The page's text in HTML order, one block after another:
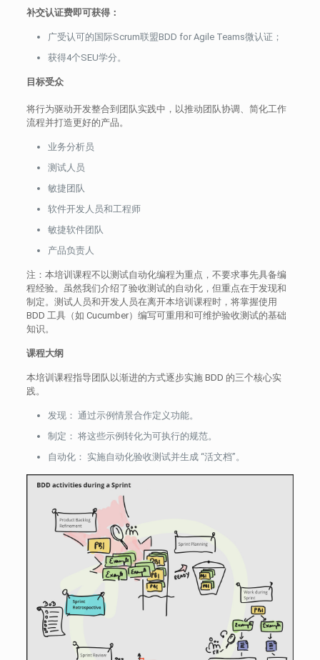
补交认证费即可获得：
广受认可的国际Scrum联盟BDD for Agile Teams微认证；
获得4个SEU学分。
目标受众
将行为驱动开发整合到团队实践中，以推动团队协调、简化工作
流程并打造更好的产品。
业务分析员
测试人员
敏捷团队
软件开发人员和工程师
敏捷软件团队
产品负责人
注：本培训课程不以测试自动化编程为重点，不要求事先具备编
程经验。虽然我们介绍了验收测试的自动化，但重点在于发现和
制定。测试人员和开发人员在离开本培训课程时，将掌握使用
BDD 工具（如 Cucumber）编写可重用和可维护验收测试的基础
知识。
课程大纲
本培训课程指导团队以渐进的方式逐步实施 BDD 的三个核心实
践。
发现： 通过示例情景合作定义功能。
制定： 将这些示例转化为可执行的规范。
自动化： 实施自动化验收测试并生成 “活文档”。